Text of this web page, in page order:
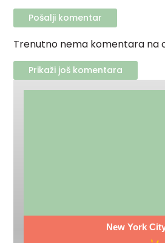
Trenutno nema komentara na
Prikaži još komentara
New York